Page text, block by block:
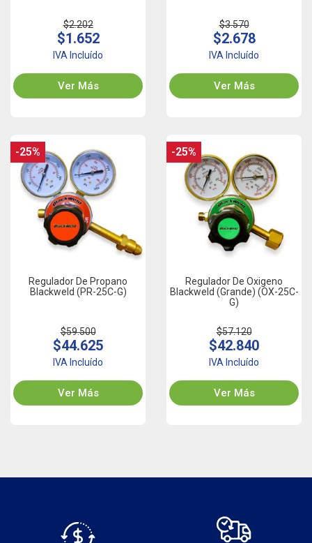
$2.202
$1.652
IVA Incluído
Ver Más
$3.570
$2.678
IVA Incluído
Ver Más
Regulador De Propano
Blackweld (PR-25C-G)
$59.500
$44.625
IVA Incluído
Ver Más
-25%
Regulador De Oxigeno
Blackweld (Grande) (OX-25C-
G)
$57.120
$42.840
IVA Incluído
Ver Más
-25%